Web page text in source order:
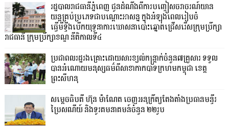
រដ្ឋបាលរាជធានីភ្នំពេញ ជូនដំណឹងពីការបញ្ចៀសចរាចរណ៍យាន
យន្តគ្រប់ប្រភេទជាបណ្តោះអាសន្ន ក្នុងអំឡុងពេលរៀបចំ
ធ្វើមីទ្ទីងបើកយុទ្ធនាការឃោសនាបោះឆ្នោតជ្រើសរើសក្រុមប្រឹក្សា
រាជធានី ក្រុមប្រឹក្សាខណ្ឌ នីតិកាលទី៤
ប្រជាពលរដ្ឋរងគ្រោះដោយសារខ្យល់កន្ត្រាក់ចំនួន៧គ្រួសារ ទទួល
បានអំណោយមនុស្សធម៌ពីសាខាកាកបាទក្រហមកម្ពុជា ខេត្ត
ព្រះសីហនុ
សម្តេចធិបតី ហ៊ុន ម៉ាណែត ចេញអនុក្រឹត្យតែងតាំងប្រធានមន្ទីរ
ប្រៃសណីយ៍ និងទូរគមនាគមន៍ចំនួន ២២រូប